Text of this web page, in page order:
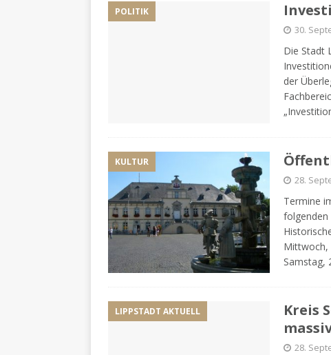
POLITIK
30.
Die Stadt
der
KULTUR
28.
Termine
folgenden
Mittwoch,
Samstag,
LIPPSTADT AKTUELL
Kreis
28.